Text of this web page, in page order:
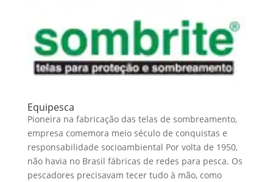
Equipesca
Pioneira na fabricação das telas de sombreamento,
empresa comemora meio século de conquistas e
responsabilidade socioambiental Por volta de 1950,
não havia no Brasil fábricas de redes para pesca. Os
pescadores precisavam tecer tudo à mão, como